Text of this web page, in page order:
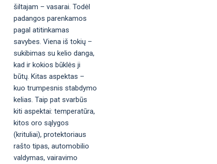
šiltajam – vasarai. Todėl
padangos parenkamos
pagal atitinkamas
savybes. Viena iš tokių –
sukibimas su kelio danga,
kad ir kokios būklės ji
būtų. Kitas aspektas –
kuo trumpesnis stabdymo
kelias. Taip pat svarbūs
kiti aspektai: temperatūra,
kitos oro sąlygos
(krituliai), protektoriaus
rašto tipas, automobilio
valdymas, vairavimo